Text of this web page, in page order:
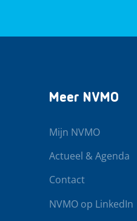
Meer NVMO
Mijn NVMO
Actueel & Agenda
Contact
NVMO op LinkedIn